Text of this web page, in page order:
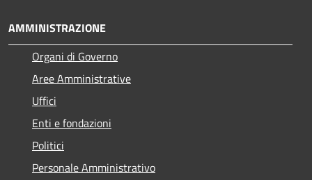
AMMINISTRAZIONE
Organi di Governo
Aree Amministrative
Uffici
Enti e fondazioni
Politici
Personale Amministrativo